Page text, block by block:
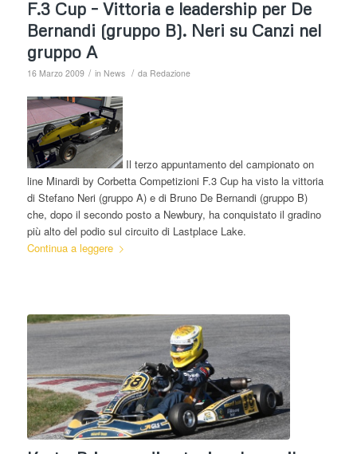
F.3 Cup – Vittoria e leadership per De
Bernandi (gruppo B). Neri su Canzi nel
gruppo A
16 Marzo 2009 / in News / da Redazione
Il terzo appuntamento del campionato on
line Minardi by Corbetta Competizioni F.3 Cup ha visto la vittoria
di Stefano Neri (gruppo A) e di Bruno De Bernandi (gruppo B)
che, dopo il secondo posto a Newbury, ha conquistato il gradino
più alto del podio sul circuito di Lastplace Lake.
Continua a leggere